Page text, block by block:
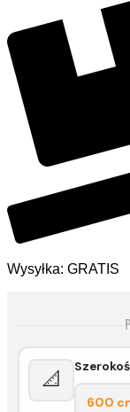
Wysyłka: GRATIS
📐
600